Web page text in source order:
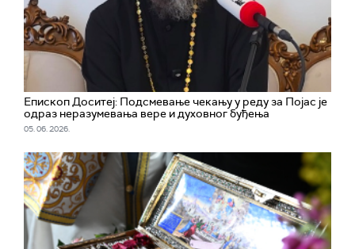
Епископ Доситеј: Подсмевање чекању у реду за Појас је
одраз неразумевања вере и духовног буђења
05. 06. 2026.